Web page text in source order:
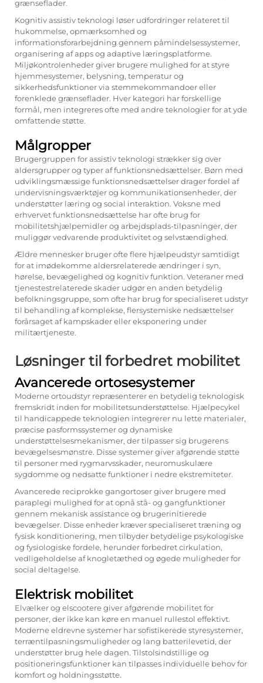
grænseflader.
Kognitiv assistiv teknologi løser udfordringer relateret til
hukommelse, opmærksomhed og
informationsforarbejdning gennem påmindelsessystemer,
organisering af apps og adaptive læringsplatforme.
Miljøkontrolenheder giver brugere mulighed for at styre
hjemmesystemer, belysning, temperatur og
sikkerhedsfunktioner via stemmekommandoer eller
forenklede grænseflader. Hver kategori har forskellige
formål, men integreres ofte med andre teknologier for at yde
omfattende støtte.
Målgropper
Brugergruppen for assistiv teknologi strækker sig over
aldersgrupper og typer af funktionsnedsættelser. Børn med
udviklingsmæssige funktionsnedsættelser drager fordel af
undervisningsværktøjer og kommunikationsenheder, der
understøtter læring og social interaktion. Voksne med
erhvervet funktionsnedsættelse har ofte brug for
mobilitetshjælpemidler og arbejdsplads-tilpasninger, der
muliggør vedvarende produktivitet og selvstændighed.
Ældre mennesker bruger ofte flere hjælpeudstyr samtidigt
for at imødekomme aldersrelaterede ændringer i syn,
hørelse, bevægelighed og kognitiv funktion. Veteraner med
tjenestestrelaterede skader udgør en anden betydelig
befolkningsgruppe, som ofte har brug for specialiseret udstyr
til behandling af komplekse, flersystemiske nedsættelser
forårsaget af kampskader eller eksponering under
militærtjeneste.
Løsninger til forbedret mobilitet
Avancerede ortosesystemer
Moderne ortoudstyr repræsenterer en betydelig teknologisk
fremskridt inden for mobilitetsunderstøttelse. Hjælpecykel
til handicappedeteknologien integrerer nu lette materialer,
præcise pasformssystemer og dynamiske
understøttelsesmekanismer, der tilpasser sig brugerens
bevægelsesmønstre. Disse systemer giver afgørende støtte
til personer med rygmarvsskader, neuromuskulære
sygdomme og nedsatte funktioner i nedre ekstremiteter.
Avancerede reciprokke gangortoser giver brugere med
paraplegi mulighed for at opnå stå- og gangfunktioner
gennem mekanisk assistance og brugerinitierede
bevægelser. Disse enheder kræver specialiseret træning og
fysisk konditionering, men tilbyder betydelige psykologiske
og fysiologiske fordele, herunder forbedret cirkulation,
vedligeholdelse af knogletæthed og øgede muligheder for
social deltagelse.
Elektrisk mobilitet
Elvælker og elscootere giver afgørende mobilitet for
personer, der ikke kan køre en manuel rullestol effektivt.
Moderne eldrevne systemer har sofistikerede styresystemer,
terræntilpasningsmuligheder og lang batterilevetid, der
understøtter brug hele dagen. Tilstolsindstillige og
positioneringsfunktioner kan tilpasses individuelle behov for
komfort og holdningsstøtte.